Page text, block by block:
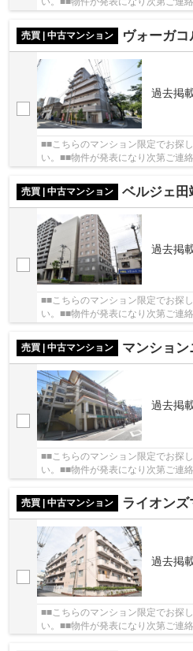
売買 | 中古マンション ヴォーガ
過去掲
■■こちらのマンション限定でお探
い。■■物件が発表になり次第ご連
売買 | 中古マンション ベルジェ田
過去掲
■■こちらのマンション限定でお探
い。■■物件が発表になり次第ご連
売買 | 中古マンション マンショ
過去掲
■■こちらのマンション限定でお探
い。■■物件が発表になり次第ご連
売買 | 中古マンション ライオンズ
過去掲
■■こちらのマンション限定でお探
い。■■物件が発表になり次第ご連